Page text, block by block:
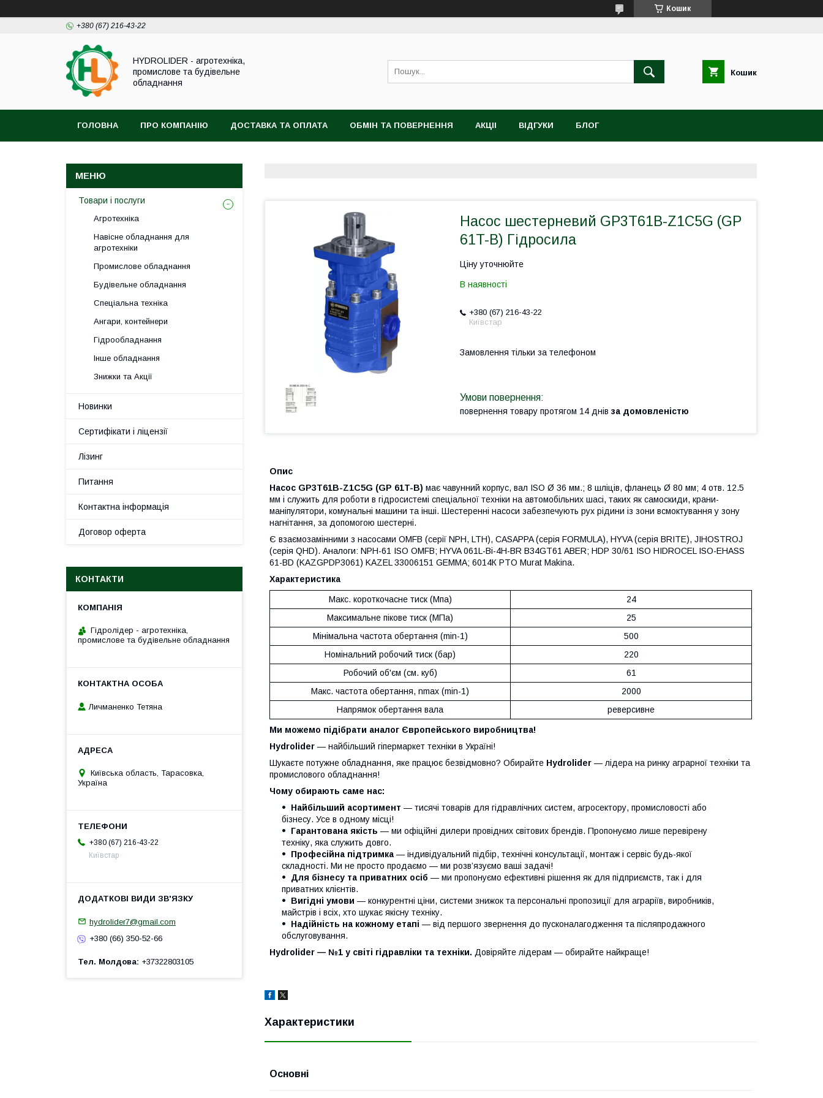
Кошик
+380 (67) 216-43-22
HYDROLIDER - агротехніка,
промислове та будівельне
обладнання
Кошик
ГОЛОВНА ПРО КОМПАНІЮ ДОСТАВКА ТА ОПЛАТА ОБМІН ТА ПОВЕРНЕННЯ АКЦІІ ВІДГУКИ БЛОГ
Насос шестерневий GP3T61B-Z1C5G (GP
61T-B) Гідросила
Ціну уточнюйте
В наявності
+380 (67) 216-43-22
Київстар
Замовлення тільки за телефоном
повернення товару протягом 14 днів за домовленістю
Опис
Насос GP3T61B-Z1C5G (GP 61T-B) має чавунний корпус, вал ISO Ø 36 мм.; 8 шліців, фланець Ø 80 мм; 4 отв. 12.5
мм і служить для роботи в гідросистемі спеціальної техніки на автомобільних шасі, таких як самоскиди, крани-
маніпулятори, комунальні машини та інші. Шестеренні насоси забезпечують рух рідини із зони всмоктування у зону
нагнітання, за допомогою шестерні.
Є взаємозамінними з насосами OMFB (серії NPH, LTH), CASAPPA (серія FORMULA), HYVA (серія BRITE), JIHOSTROJ
(серія QHD). Аналоги: NPH-61 ISO OMFB; HYVA 061L-Bi-4H-BR B34GT61 ABER; HDP 30/61 ISO HIDROCEL ISO-EHASS
61-BD (KAZGPDP3061) KAZEL 33006151 GEMMA; 6014К PTO Murat Makina.
Характеристика
Макс. короткочасне тиск (Мпа)
24
Максимальне пікове тиск (МПа)
25
Мінімальна частота обертання (min-1)
500
Номінальний робочий тиск (бар)
220
Робочий об'єм (см. куб)
61
Макс. частота обертання, nmax (min-1)
2000
Напрямок обертання вала
реверсивне
Ми можемо підібрати аналог Європейського виробництва!
Hydrolider — найбільший гіпермаркет техніки в Україні!
Шукаєте потужне обладнання, яке працює безвідмовно? Обирайте Hydrolider — лідера на ринку аграрної техніки та
промислового обладнання!
Чому обирають саме нас:
Найбільший асортимент — тисячі товарів для гідравлічних систем, агросектору, промисловості або
бізнесу. Усе в одному місці!
Гарантована якість — ми офіційні дилери провідних світових брендів. Пропонуємо лише перевірену
техніку, яка служить довго.
Професійна підтримка — індивідуальний підбір, технічні консультації, монтаж і сервіс будь-якої
складності. Ми не просто продаємо — ми розв’язуємо ваші задачі!
Для бізнесу та приватних осіб — ми пропонуємо ефективні рішення як для підприємств, так і для
приватних клієнтів.
Вигідні умови — конкурентні ціни, системи знижок та персональні пропозиції для аграріїв, виробників,
майстрів і всіх, хто шукає якісну техніку.
Надійність на кожному етапі — від першого звернення до пусконалагодження та післяпродажного
обслуговування.
Hydrolider — №1 у світі гідравліки та техніки. Довіряйте лідерам — обирайте найкраще!
Характеристики
Основні
Товари і послуги
Агротехніка
Навісне обладнання для
агротехніки
Промислове обладнання
Будівельне обладнання
Спеціальна техніка
Ангари, контейнери
Гідрообладнання
Інше обладнання
Знижки та Акції
Новинки
Сертифікати і ліцензії
Лізинг
Питання
Контактна інформація
Договор оферта
КОНТАКТИ
Гідролідер - агротехніка,
промислове та будівельне обладнання
Личманенко Тетяна
Київська область, Тарасовка,
Україна
+380 (67) 216-43-22
Київстар
hydrolider7@gmail.com
+380 (66) 350-52-66
Тел. Молдова +37322803105